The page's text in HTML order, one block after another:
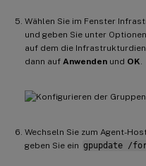
Wählen Sie im Fenster
und geben Sie unter
auf dem die
dann auf Anwenden und OK
Wechseln Sie zum Agent-
geben Sie ein gpupdate /